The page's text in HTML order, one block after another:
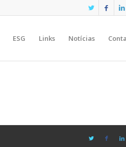
ESG Links Notícias